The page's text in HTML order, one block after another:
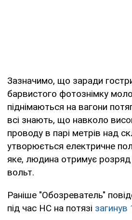
Зазначимо, що заради
барвистого фотознімку
піднімаються на вагони
всі знають, що навколо
проводу в парі метрів над
утворюється електричне
яке, людина отримує розряд
вольт.
Раніше "Обозреватель"
під час НС на потязі загинув